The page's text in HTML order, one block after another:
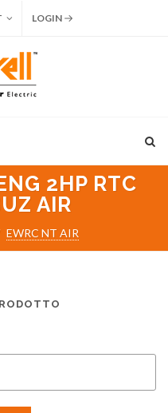
LOGIN
2HP RTC
AIR
EWRC NT AIR